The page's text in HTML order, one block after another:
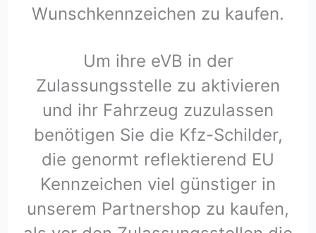
Wunschkennzeichen zu kaufen.
Um ihre eVB in der
Zulassungsstelle zu aktivieren
und ihr Fahrzeug zuzulassen
benötigen Sie die Kfz-Schilder,
die genormt reflektierend EU
Kennzeichen viel günstiger in
unserem Partnershop zu kaufen,